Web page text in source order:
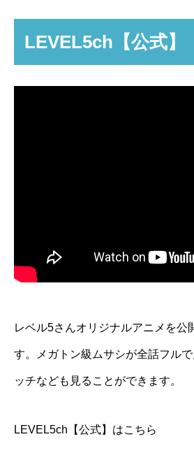
LEVEL5ch【公式】
レベル5さんオリジナルアニメを公
す。メガトン級ムサシが全話フル
ッチなども見ることができます。
LEVEL5ch【公式】はこちら